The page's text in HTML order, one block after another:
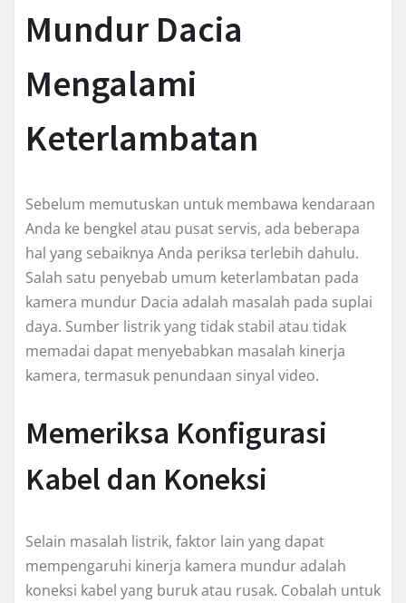
Mundur Dacia
Mengalami
Keterlambatan
Sebelum memutuskan untuk membawa kendaraan
Anda ke bengkel atau pusat servis, ada beberapa
hal yang sebaiknya Anda periksa terlebih dahulu.
Salah satu penyebab umum keterlambatan pada
kamera mundur Dacia adalah masalah pada suplai
daya. Sumber listrik yang tidak stabil atau tidak
memadai dapat menyebabkan masalah kinerja
kamera, termasuk penundaan sinyal video.
Memeriksa Konfigurasi
Kabel dan Koneksi
Selain masalah listrik, faktor lain yang dapat
mempengaruhi kinerja kamera mundur adalah
koneksi kabel yang buruk atau rusak. Cobalah untuk